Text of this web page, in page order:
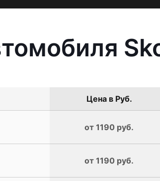
Цена в Руб.
от 1190 руб.
от 1190 руб.